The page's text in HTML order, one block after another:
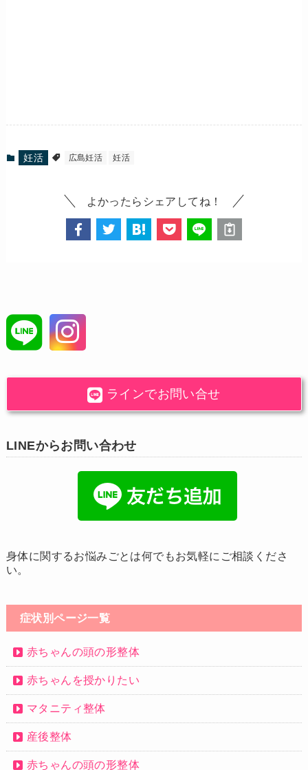
妊活 広島妊活 妊活
よかったらシェアしてね！
ラインでお問い合せ
LINEからお問い合わせ
身体に関するお悩みごとは何でもお気軽にご相談くださ
い。
症状別ページ一覧
赤ちゃんの頭の形整体
赤ちゃんを授かりたい
マタニティ整体
産後整体
赤ちゃんの頭の形整体